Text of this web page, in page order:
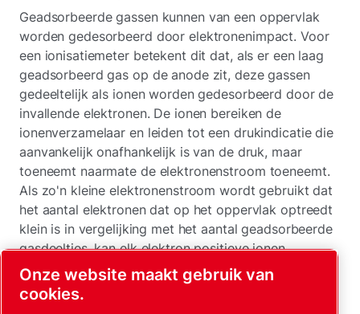
Geadsorbeerde gassen kunnen van een oppervlak
worden gedesorbeerd door elektronenimpact. Voor
een ionisatiemeter betekent dit dat, als er een laag
geadsorbeerd gas op de anode zit, deze gassen
gedeeltelijk als ionen worden gedesorbeerd door de
invallende elektronen. De ionen bereiken de
ionenverzamelaar en leiden tot een drukindicatie die
aanvankelijk onafhankelijk is van de druk, maar
toeneemt naarmate de elektronenstroom toeneemt.
Als zo'n kleine elektronenstroom wordt gebruikt dat
het aantal elektronen dat op het oppervlak optreedt
klein is in vergelijking met het aantal geadsorbeerde
gasdeeltjes, kan elk elektron positieve ionen
desorberen. Als de elektronenstroom vervolgens
wordt verhoogd, neemt de desorptie aanvankelijk
Onze website maakt gebruik van
cookies.